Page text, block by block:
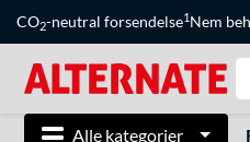
CO2-neutral forsendelse1Nem
Alle kategorier